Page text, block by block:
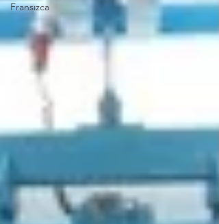
Fransızca